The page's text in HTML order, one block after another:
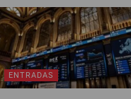
ENTRADAS